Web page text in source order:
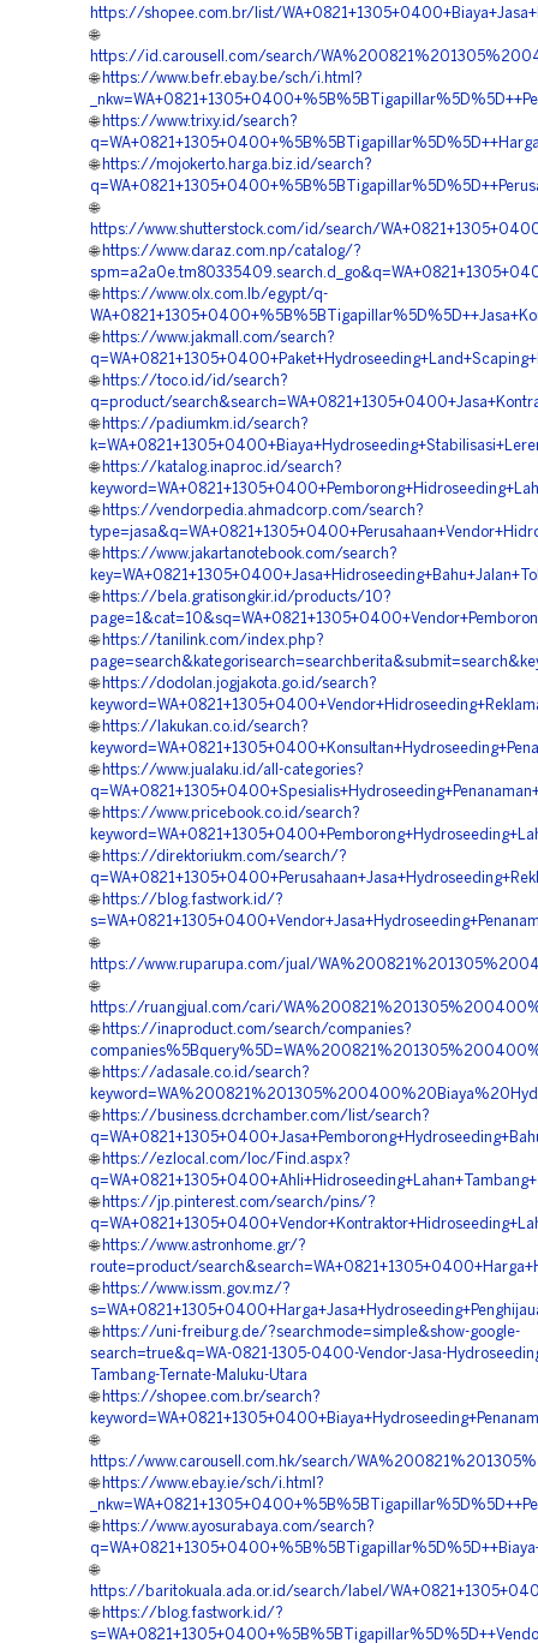
https://shopee.com.br/list/
🌐
https://id.carousell.com/search/
🌐 https://www.befr.ebay.be/sch/i.html?
🌐 https://www.trixy.id/search?
🌐 https://mojokerto.harga.biz.id/search?
🌐
https://www.shutterstock.com/id/search/
🌐 https://www.daraz.com.np/catalog/?
🌐 https://www.olx.com.lb/egypt/q-
🌐 https://www.jakmall.com/search?
🌐 https://toco.id/id/search?
q=product/
🌐 https://padiumkm.id/search?
🌐 https://katalog.inaproc.id/search?
🌐 https://vendorpedia.ahmadcorp.com/search?
🌐 https://www.jakartanotebook.com/search?
🌐 https://bela.gratisongkir.id/products/10?
🌐 https://tanilink.com/index.php?
🌐 https://dodolan.jogjakota.go.id/search?
🌐 https://lakukan.co.id/search?
🌐 https://www.jualaku.id/all-categories?
🌐 https://www.pricebook.co.id/search?
🌐 https://direktoriukm.com/search/?
🌐 https://blog.fastwork.id/?
🌐
https://www.ruparupa.com/jual/
🌐
https://ruangjual.com/cari/
🌐 https://inaproduct.com/search/companies?
🌐 https://adasale.co.id/search?
🌐 https://business.dcrchamber.com/list/search?
🌐 https://ezlocal.com/loc/Find.aspx?
🌐 https://jp.pinterest.com/search/pins/?
🌐 https://www.astronhome.gr/?
route=product/
🌐 https://www.issm.gov.mz/?
🌐 https://uni-freiburg.de/?searchmode=simple&show-google-
search=true&q=WA-0821-1305-0400-Vendor-Jasa-
Tambang-Ternate-Maluku-Utara
🌐 https://shopee.com.br/search?
🌐
https://www.carousell.com.hk/search/
🌐 https://www.ebay.ie/sch/i.html?
🌐 https://www.ayosurabaya.com/search?
🌐
https://baritokuala.ada.or.id/search/label/
🌐 https://blog.fastwork.id/?